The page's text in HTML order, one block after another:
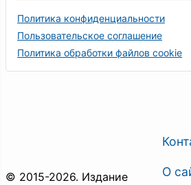
Политика конфиденциальности
Пользовательское соглашение
Политика обработки файлов cookie
© 2015-2026. Издание
О